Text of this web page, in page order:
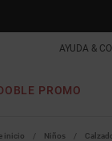
AYUDA &
PROMO
inicio Niños